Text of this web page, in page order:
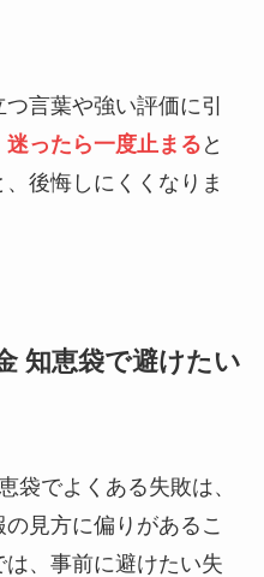
言葉や強い評価に引
迷ったら一度止まる と
後悔しにくくなりま
知恵袋で避けたい
袋でよくある失敗は、
見方に偏りがあるこ
、事前に避けたい失